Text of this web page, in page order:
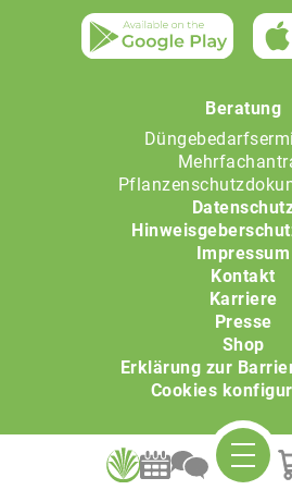
Beratung
Impressum
Kontakt
Karriere
Presse
Shop
Erklärung zur
Cookies